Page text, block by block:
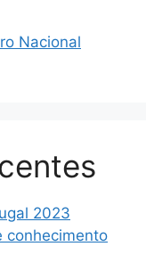
Nacional
2023
conhecimento